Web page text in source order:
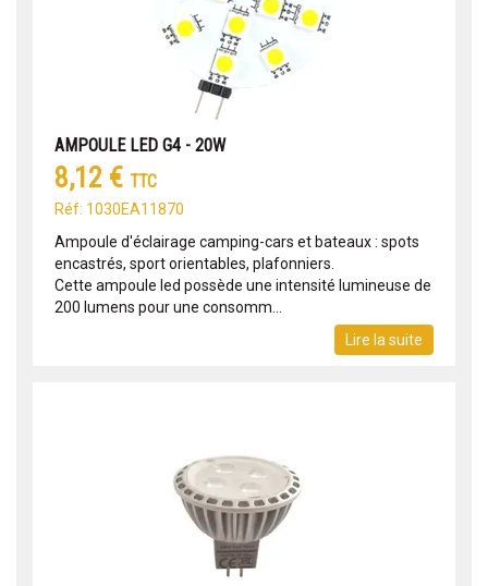
AMPOULE LED G4 - 20W
8,12 € TTC
Réf: 1030EA11870
Ampoule d'éclairage camping-cars et bateaux : spots
encastrés, sport orientables, plafonniers.
Cette ampoule led possède une intensité lumineuse de
200 lumens pour une consomm...
Lire la suite